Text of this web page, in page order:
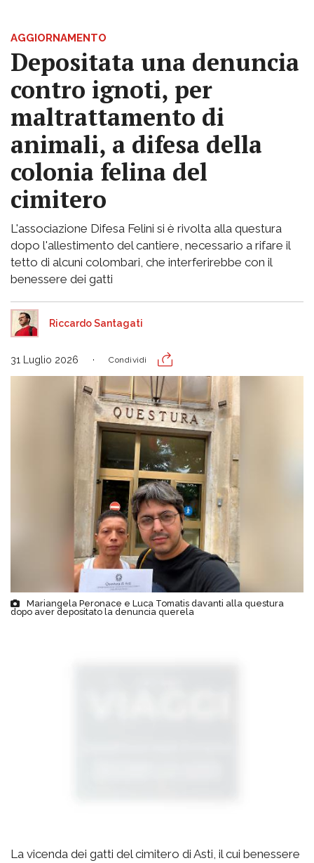
AGGIORNAMENTO
Depositata una denuncia
contro ignoti, per
maltrattamento di
animali, a difesa della
colonia felina del
cimitero
L'associazione Difesa Felini si è rivolta alla questura
dopo l'allestimento del cantiere, necessario a rifare il
tetto di alcuni colombari, che interferirebbe con il
benessere dei gatti
Riccardo Santagati
31 Luglio 2026 Condividi
Mariangela Peronace e Luca Tomatis davanti alla questura
dopo aver depositato la denuncia querela
La vicenda dei gatti del cimitero di Asti, il cui benessere